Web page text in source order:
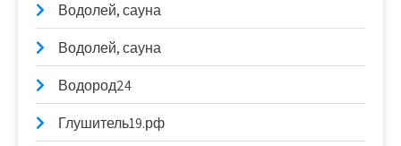
Водолей, сауна
Водолей, сауна
Водород24
Глушитель19.рф